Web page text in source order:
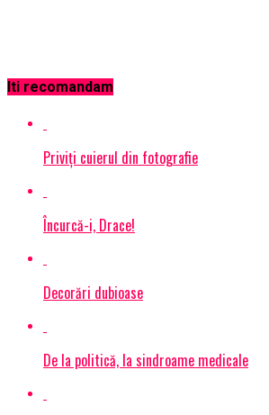
Iti recomandam
Priviţi cuierul din fotografie
Încurcă-i, Drace!
Decorări dubioase
De la politică, la sindroame medicale